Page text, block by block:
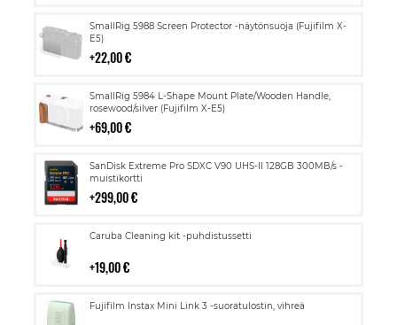
SmallRig 5988 Screen Protector -näytönsuoja (Fujifilm X-
E5)
22,00 €
Lisää
ostoskoriin
SmallRig 5984 L-Shape Mount Plate/Wooden Handle,
rosewood/silver (Fujifilm X-E5)
69,00 €
Lisää
ostoskoriin
SanDisk Extreme Pro SDXC V90 UHS-II 128GB 300MB/s -
muistikortti
299,00 €
Lisää
ostoskoriin
Caruba Cleaning kit -puhdistussetti
19,00 €
Lisää
Fujifilm Instax Mini Link 3 -suoratulostin, vihreä
Lisää